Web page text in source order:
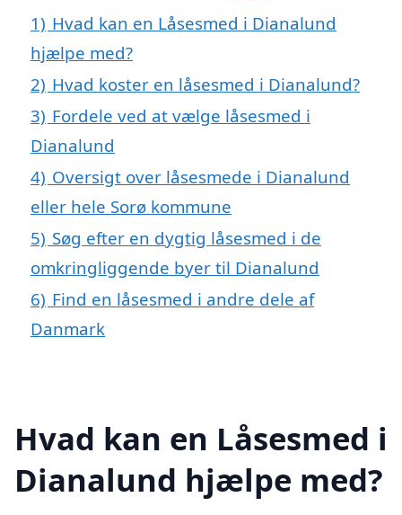
1) Hvad kan en Låsesmed i Dianalund
hjælpe med?
2) Hvad koster en låsesmed i Dianalund?
3) Fordele ved at vælge låsesmed i
Dianalund
4) Oversigt over låsesmede i Dianalund
eller hele Sorø kommune
5) Søg efter en dygtig låsesmed i de
omkringliggende byer til Dianalund
6) Find en låsesmed i andre dele af
Danmark
Hvad kan en Låsesmed i
Dianalund hjælpe med?